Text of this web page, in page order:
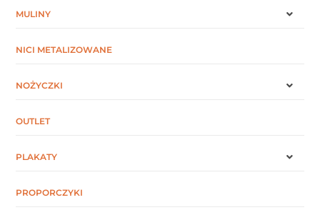
MULINY
NICI METALIZOWANE
NOŻYCZKI
OUTLET
PLAKATY
PROPORCZYKI